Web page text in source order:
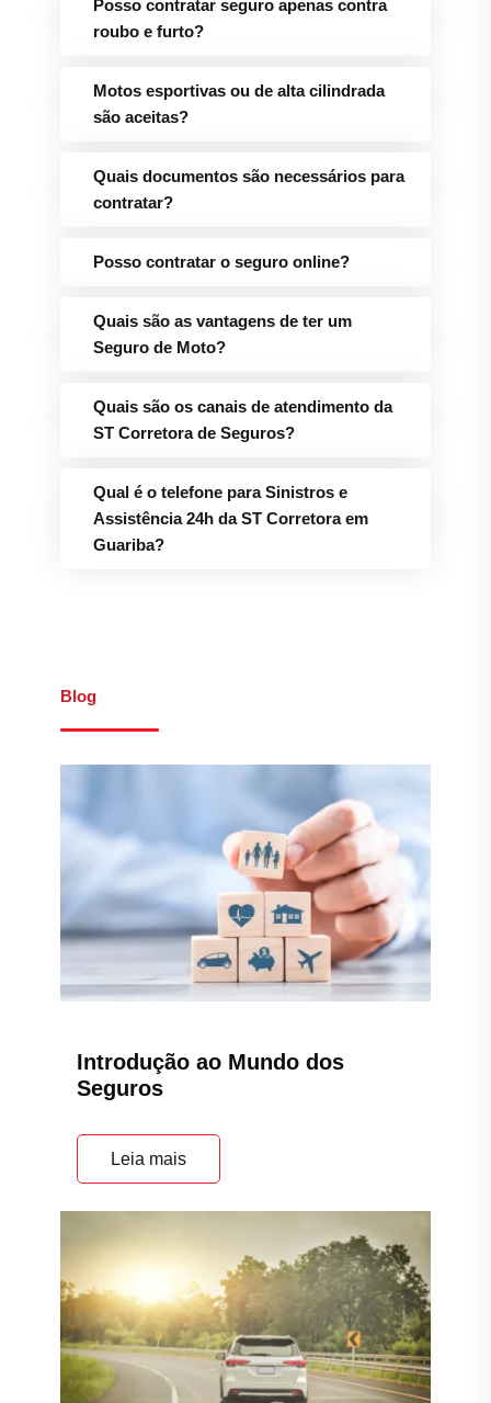
Posso contratar seguro apenas contra
roubo e furto?
Motos esportivas ou de alta cilindrada
são aceitas?
Quais documentos são necessários para
contratar?
Posso contratar o seguro online?
Quais são as vantagens de ter um
Seguro de Moto?
Quais são os canais de atendimento da
ST Corretora de Seguros?
Qual é o telefone para Sinistros e
Assistência 24h da ST Corretora em
Guariba?
Blog
Introdução ao Mundo dos
Seguros
Leia mais